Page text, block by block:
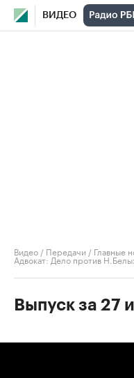
ВИДЕО
Видео / Передачи / Главные
Адвокат: Дело против
Выпуск за 27